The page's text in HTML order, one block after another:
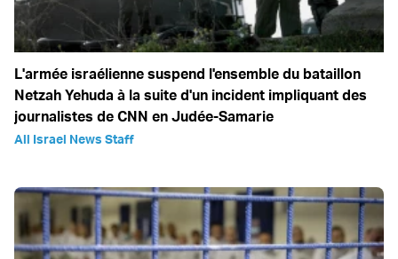
L'armée israélienne suspend l'ensemble du bataillon
Netzah Yehuda à la suite d'un incident impliquant des
journalistes de CNN en Judée-Samarie
All Israel News Staff